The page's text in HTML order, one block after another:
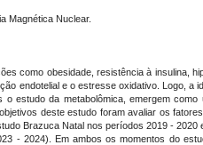
Magnética Nuclear.
como obesidade, resistência à insulina,
endotelial e o estresse oxidativo. Logo,
estudo da metabolômica, emergem
deste estudo foram avaliar os
Brazuca Natal nos períodos 2019 -
- 2024). Em ambos os momentos do